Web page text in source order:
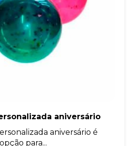
aniversário
aniversário é
para...